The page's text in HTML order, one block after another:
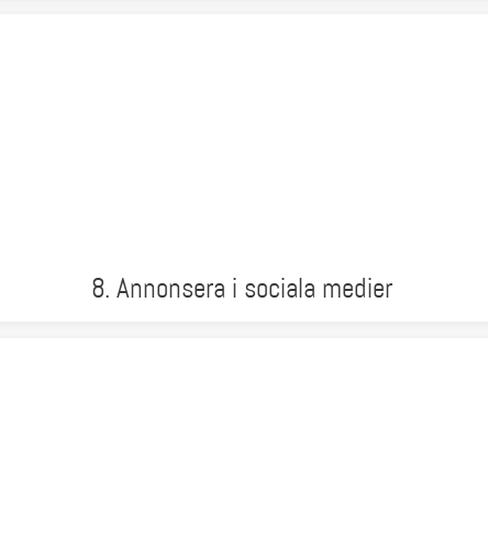
8. Annonsera i sociala medier